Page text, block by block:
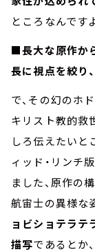
ところなんです
■長大な原作か
長に視点を絞り
で、その幻のホ
キリスト教的救
しろ伝えたいと
ィッド・リンチ
ました、原作の
航宙士の異様な
ョビショテラテ
描写であるとか